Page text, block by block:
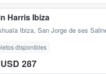
Harris Ibiza
Ibiza, San Jorge de ses
disponibles
USD 287